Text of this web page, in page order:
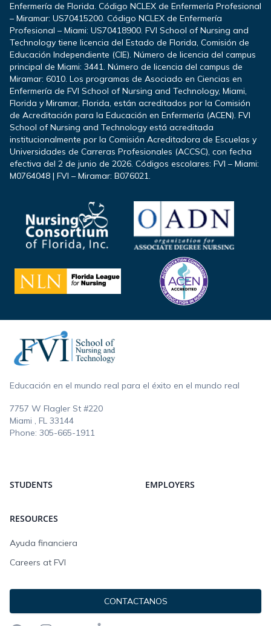
Enfermería de Florida. Código NCLEX de Enfermería Profesional
– Miramar: US70415200. Código NCLEX de Enfermería
Profesional – Miami: US70418900. FVI School of Nursing and
Technology tiene licencia del Estado de Florida, Comisión de
Educación Independiente (CIE). Número de licencia del campus
principal de Miami: 3441. Número de licencia del campus de
Miramar: 6010. Los programas de Asociado en Ciencias en
Enfermería de FVI School of Nursing and Technology, Miami,
Florida y Miramar, Florida, están acreditados por la Comisión
de Acreditación para la Educación en Enfermería (ACEN). FVI
School of Nursing and Technology está acreditada
institucionalmente por la Comisión Acreditadora de Escuelas y
Universidades de Carreras Profesionales (ACCSC), con fecha
efectiva del 2 de junio de 2026. Códigos escolares: FVI – Miami:
M0764048 | FVI – Miramar: B076021.
Educación en el mundo real para el éxito en el mundo real
7757 W Flagler St #220
Miami , FL 33144
Phone: 305-665-1911
STUDENTS EMPLOYERS
RESOURCES
Ayuda financiera
Careers at FVI
CONTACTANOS